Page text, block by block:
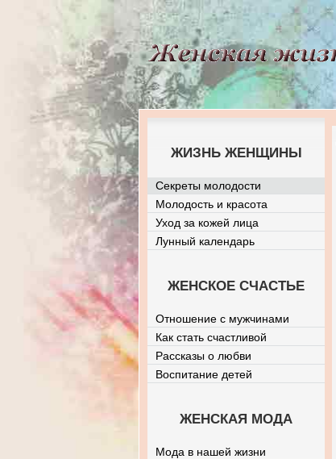
ЖИЗНЬ ЖЕНЩИНЫ
Секреты молодости
Молодость и красота
Уход за кожей лица
Лунный календарь
ЖЕНСКОЕ СЧАСТЬЕ
Отношение с мужчинами
Как стать счастливой
Рассказы о любви
Воспитание детей
ЖЕНСКАЯ МОДА
Мода в нашей жизни